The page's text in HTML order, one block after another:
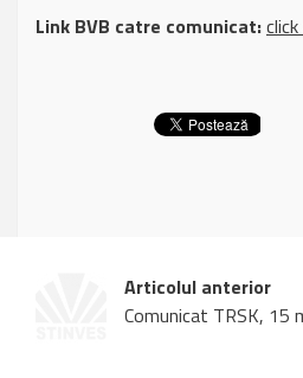
Link BVB catre comunicat:
Articolul anterior
Comunicat TRSK, 15